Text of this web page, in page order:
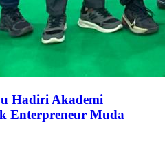
Hadiri Akademi
Enterpreneur Muda